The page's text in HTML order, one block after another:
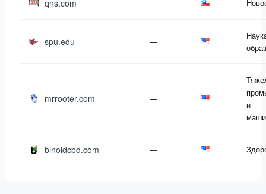
qns.com —
spu.edu —
mrrooter.com —
и
binoidcbd.com —